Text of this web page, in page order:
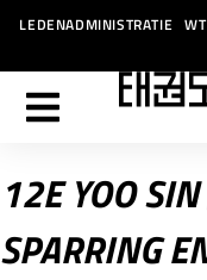
LEDENADMINISTRATIE
12E YOO
SPARRING